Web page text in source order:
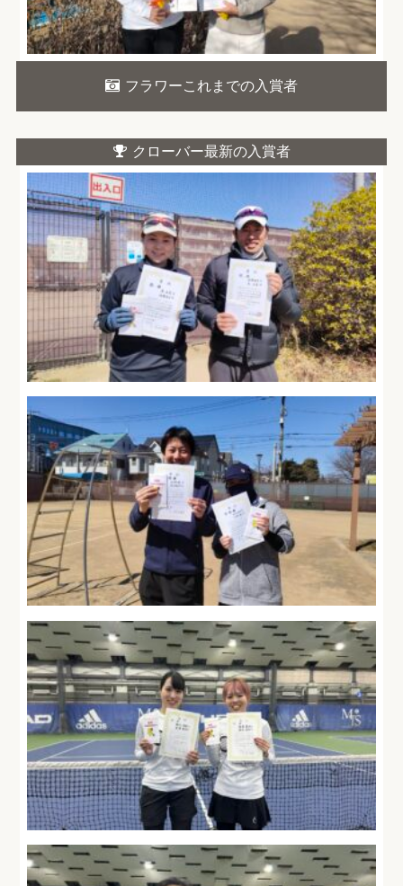
フラワーこれまでの入賞者
クローバー最新の入賞者